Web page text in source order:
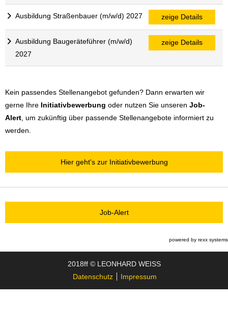
Ausbildung Straßenbauer (m/w/d) 2027 zeige Details
Ausbildung Baugeräteführer (m/w/d)
2027
zeige Details
Kein passendes Stellenangebot gefunden? Dann erwarten wir
gerne Ihre Initiativbewerbung oder nutzen Sie unseren Job-
Alert , um zukünftig über passende Stellenangebote informiert zu
werden.
Hier geht's zur Initiativbewerbung
Job-Alert
powered by rexx systems
2018ff © LEONHARD WEISS
Datenschutz
Impressum